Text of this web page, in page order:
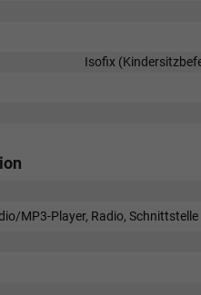
Isofix
MP3-Player, Radio,